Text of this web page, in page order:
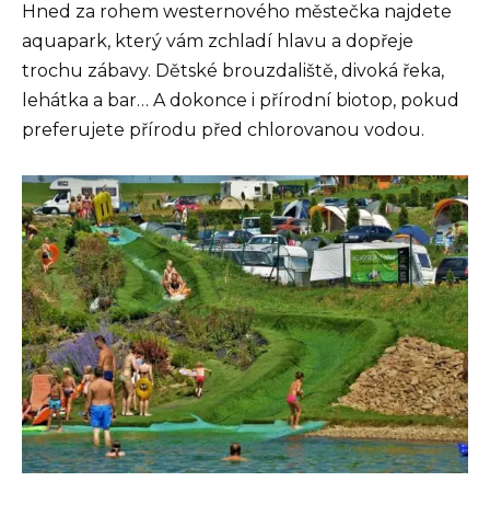
Hned za rohem westernového městečka najdete
aquapark, který vám zchladí hlavu a dopřeje
trochu zábavy. Dětské brouzdaliště, divoká řeka,
lehátka a bar… A dokonce i přírodní biotop, pokud
preferujete přírodu před chlorovanou vodou.